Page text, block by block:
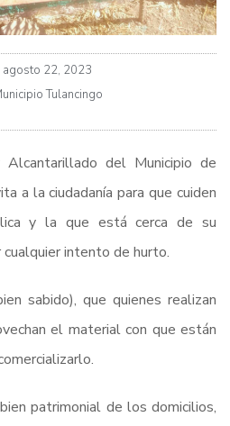
agosto 22, 2023
Tulancingo
del Municipio de
a la ciudadanía para que cuiden
y la que está cerca de su
intento de hurto.
sabido), que quienes realizan
el material con que están
patrimonial de los domicilios,